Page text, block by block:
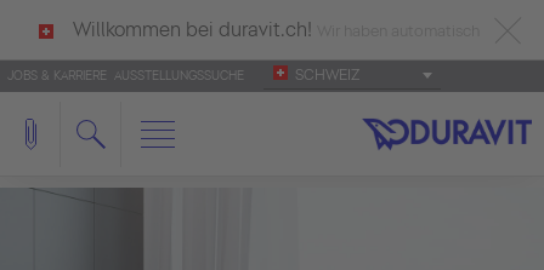
Willkommen bei duravit.ch!
deutsch als Ihre Sprache erkannt.
Français Italiano
JOBS & KARRIERE AUSSTELLUNGSSUCHE SCHWEIZ